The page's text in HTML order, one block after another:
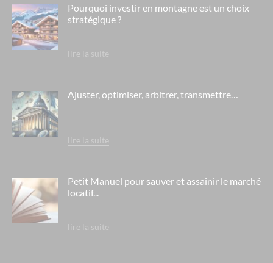
Pourquoi investir en montagne est un choix
stratégique ?
lire la suite
Ajuster, optimiser, arbitrer, transmettre…
lire la suite
Petit Manuel pour sauver et assainir le marché
locatif...
lire la suite